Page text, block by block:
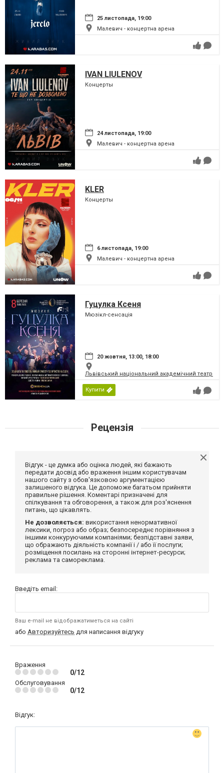
25 листопада, 19:00
Малевич - концертна арена
IVAN LIULENOV
Концерты
24 листопада, 19:00
Малевич - концертна арена
KLER
Концерты
6 листопада, 19:00
Малевич - концертна арена
Гуцулка Ксеня
Мюзікл-сенсація
20 жовтня, 13:00, 18:00
Львівський національний академічний театр
Купити
Рецензія
Відгук - це думка або оцінка людей, які бажають
передати досвід або враження іншим користувачам
нашого сайту з обов'язковою аргументацією
залишеного відгука. Це допоможе багатьом прийняти
правильне рішення. Коментарі призначені для
спілкування та обговорення, а також для роз'яснення
питань, що цікавлять.
Не дозволяється: використання ненормативної
лексики, погроз або образ; безпосереднє порівняння з
іншими конкуруючими компаніями; безпідставні заяви,
що ображають діяльність компанії і / або її послуги;
розміщення посилань на сторонні інтернет-ресурси;
реклама та самореклама.
Введіть email:
Ваш e-mail не відображатиметься на сайті
або Авторизуйтесь для написання відгуку
Враження
0/12
Обслуговування
0/12
Відгук: